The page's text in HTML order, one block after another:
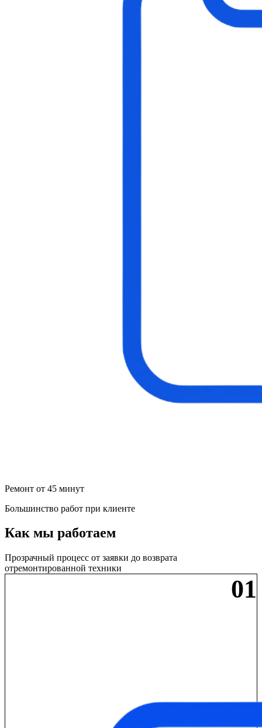
Ремонт от 45 минут
Большинство работ при клиенте
Как мы работаем
Прозрачный процесс от заявки до возврата
отремонтированной техники
01